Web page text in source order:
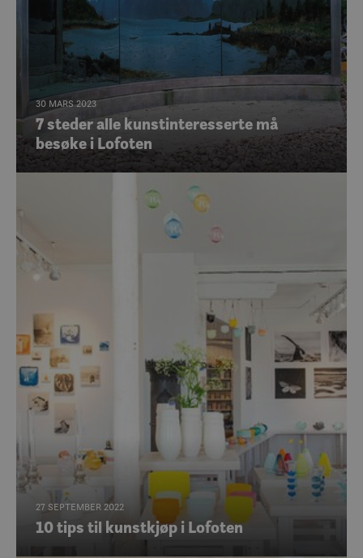
30 MARS 2023
7 steder alle kunstinteresserte må
besøke i Lofoten
27 SEPTEMBER 2022
10 tips til kunstkjøp i Lofoten